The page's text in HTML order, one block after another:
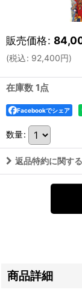
販売価格:
(税込: 92,400円)
在庫数 1点
Facebookでシェア
数量:
返品特約に関す
商品詳細